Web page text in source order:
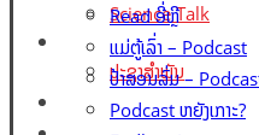
Science Talk
Events
ປະຊາສຳພັນ
ກ່ຽວກັບ
Read ອີ່ຫຼີ
ແມ່ຕູ້ເລົ່າ – Podcast
ປ້າສອນລົ່ມ –
Podcast ຫຍັງເກາະ?